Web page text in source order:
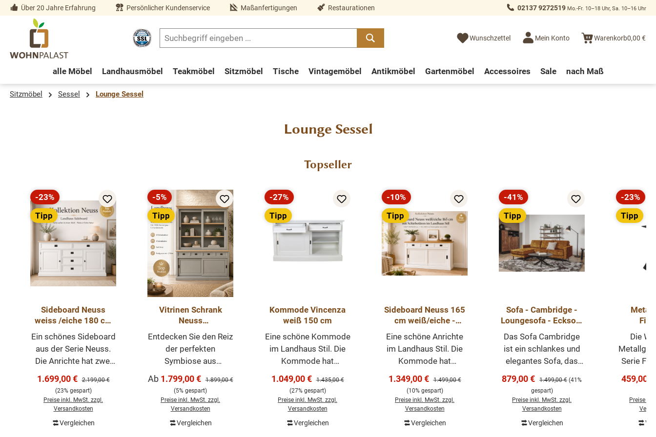
Zur Hauptnavigation springen
Über 20 Jahre Erfahrung Persönlicher Kundenservice Maßanfertigungen Restaurationen 02137 9272519 Mo.-Fr. 10–18 Uhr, Sa. 10–16 Uhr
Wunschzettel Mein Konto Warenkorb0,00 €
alle Möbel Landhausmöbel Teakmöbel Sitzmöbel Tische Vintagemöbel Antikmöbel Gartenmöbel Accessoires Sale nach Maß
Sitzmöbel Sessel Lounge Sessel
Lounge Sessel
Topseller
Rabatt
-23%
Tipp
Sideboard Neuss
weiss /eiche 180 cm
mit Schiebetüren im
Landhaus Stil
Ein schönes Sideboard
aus der Serie Neuss.
Die Anrichte hat zwei
ist vielseitig nutzbar.
Mit fünf Schubladen.
Unsere Anrichte in 180
cm im angesagten
Verkaufspreis:
1.699,00 € Regulärer Preis:
2.199,00 €
(23% gespart)
Preise inkl. MwSt. zzgl.
Versandkosten
Vergleichen
In den Warenkorb
Rabatt
-5%
Tipp
Vitrinen Schrank
Neuss
zementgraueiche ab
120 cm -
Buffetschrank Größen
& Varianten wählbar
Entdecken Sie den Reiz
der perfekten
Symbiose aus
zeitgenössischen
Akzenten im
Vitrinenschrank Neuss.
Präsentieren und
Verkaufspreis:
Ab 1.799,00 € Regulärer Preis:
1.899,00 €
(5% gespart)
Preise inkl. MwSt. zzgl.
Versandkosten
Vergleichen
Rabatt
-27%
Tipp
Kommode Vincenza
weiß 150 cm
Eine schöne Kommode
im Landhaus Stil. Die
Kommode hat
Schiebetüren, ist
vielseitig nutzbar und
komplett weiß. Unsere
Kommode 150cm
Verkaufspreis:
1.049,00 € Regulärer Preis:
1.435,00 €
(27% gespart)
Preise inkl. MwSt. zzgl.
Versandkosten
Vergleichen
In den Warenkorb
Rabatt
-10%
Tipp
Sideboard Neuss 165
cm weiß/eiche -
Anrichte Landhaus
Kommode mit
Schiebetüren
Eine schöne Anrichte
im Landhaus Stil. Die
Kommode hat
Schiebetüren, ist
vielseitig nutzbar und
komplett weiß. Die
Arbeitsplatte ist in
Verkaufspreis:
1.349,00 € Regulärer Preis:
1.499,00 €
(10% gespart)
Preise inkl. MwSt. zzgl.
Versandkosten
Vergleichen
In den Warenkorb
Rabatt
-41%
Tipp
Sofa - Cambridge -
Loungesofa - Ecksofa
235cm in
verschiedenen Farben
- sofort lieferbar
Das Sofa Cambridge
ist ein schlankes und
elegantes Sofa, das
kleinere Räume eignet.
Dieses Sofa besteht
aus einem 3-Sitzer-
Sofa, einer Lounge und
Verkaufspreis:
879,00 € Regulärer Preis:
1.499,00 € (41%
gespart)
Preise inkl. MwSt. zzgl.
Versandkosten
Vergleichen
Rabatt
-23%
Tipp
Metall
Die
Serie
an. Die
aus
sind
459,00 €
Preise